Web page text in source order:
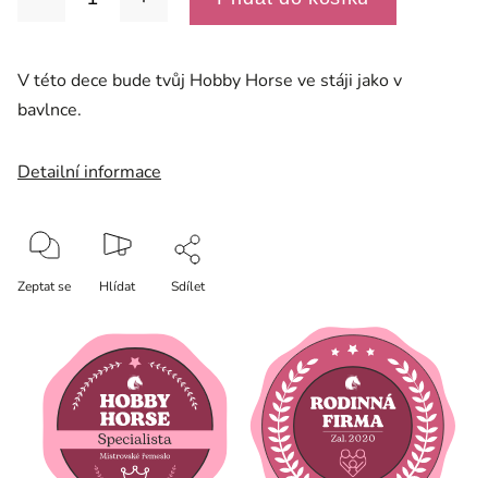
V této dece bude tvůj Hobby Horse ve stáji jako v
bavlnce.
Detailní informace
Zeptat se Hlídat Sdílet